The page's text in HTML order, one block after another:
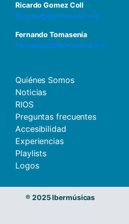
Ricardo Gomez Coll
Ricardo@ibermusicas.org
Fernando Tomasenía
Fernando@ibermusicas.org
Quiénes Somos
Noticias
RIOS
Preguntas frecuentes
Accesibilidad
Experiencias
Playlists
Logos
® 2025 Ibermúsicas